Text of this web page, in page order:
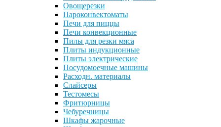
Овощерезки
Пароконвектоматы
Печи для пиццы
Печи конвекционные
Пилы для резки мяса
Плиты индукционные
Плиты электрические
Посудомоечные машины
Расходн. материалы
Слайсеры
Тестомесы
Фритюрницы
Чебуречницы
Шкафы жарочные